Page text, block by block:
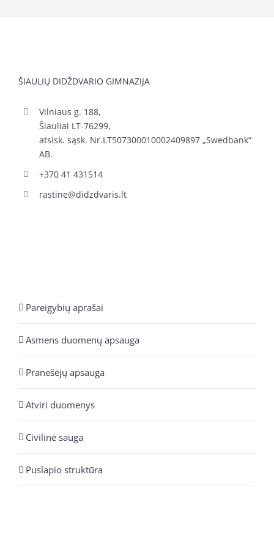
ŠIAULIŲ DIDŽDVARIO GIMNAZIJA
Vilniaus g. 188,
Šiauliai LT-76299,
atsisk. sąsk. Nr.LT507300010002409897 „Swedbank“
AB.
+370 41 431514
rastine@didzdvaris.lt
Pareigybių aprašai
Asmens duomenų apsauga
Pranešėjų apsauga
Atviri duomenys
Civilinė sauga
Puslapio struktūra